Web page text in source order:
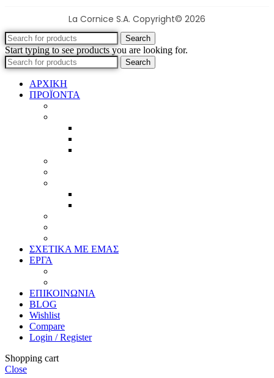
La Cornice S.A. Copyright© 2026
Search
Start typing to see products you are looking for.
Search
ΑΡΧΙΚΗ
ΠΡΟΪΟΝΤΑ
ΣΧΕΤΙΚΑ ΜΕ ΕΜΑΣ
ΕΡΓΑ
ΕΠΙΚΟΙΝΩΝΙΑ
BLOG
Wishlist
Compare
Login / Register
Shopping cart
Close